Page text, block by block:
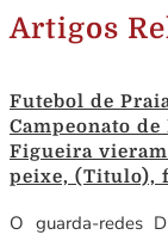
Artigos
Futebol de
Campeonato
Figueira
peixe, (Titulo),
O guarda-redes